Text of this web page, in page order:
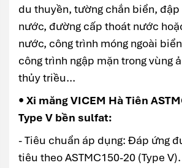
du thuyền, tường chắn biển,
nước, đường cấp thoát nước
nước, công trình móng ngoài
công trình ngập mặn trong vùng
thủy triều...
• Xi măng VICEM Hà Tiên
Type V bền sulfat:
- Tiêu chuẩn áp dụng: Đáp ứng
tiêu theo ASTMC150-20 (Type V).